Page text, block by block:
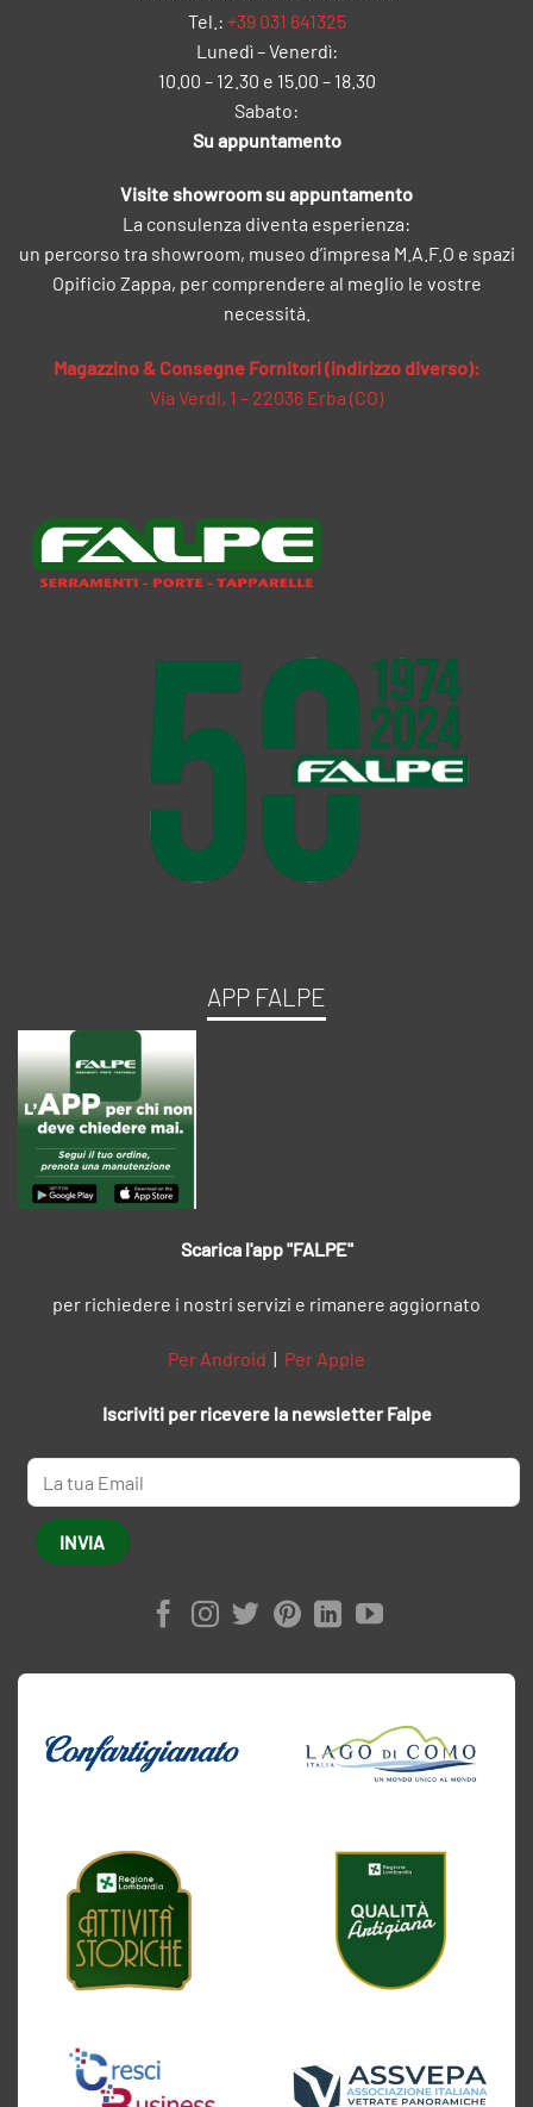
Tel.: +39 031 641325
Lunedì – Venerdì:
10.00 – 12.30 e 15.00 – 18.30
Sabato:
Su appuntamento
Visite showroom su appuntamento
La consulenza diventa esperienza:
un percorso tra showroom, museo d’impresa M.A.F.O e spazi
Opificio Zappa, per comprendere al meglio le vostre
necessità.
Magazzino & Consegne Fornitori (indirizzo diverso):
Via Verdi, 1 – 22036 Erba (CO)
APP FALPE
Scarica l'app "FALPE"
per richiedere i nostri servizi e rimanere aggiornato
Per Android | Per Apple
Iscriviti per ricevere la newsletter Falpe